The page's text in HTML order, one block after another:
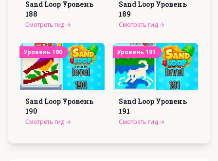
Sand Loop Уровень
188
Смотреть гид →
Sand Loop Уровень
189
Смотреть гид →
Уровень 190
Sand Loop Уровень
190
Смотреть гид →
Уровень 191
Sand Loop Уровень
191
Смотреть гид →